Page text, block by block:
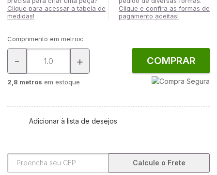
Clique para acessar a tabela de
medidas!
Clique e confira as formas de
pagamento aceitas!
Comprimento em metros:
- +
2,8 metros em estoque
COMPRAR
Adicionar à lista de desejos
Calcule o Frete